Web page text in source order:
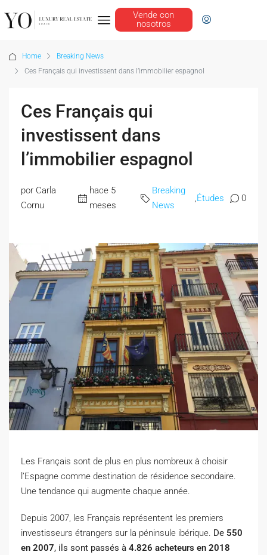
Vende con
nosotros
Home
Breaking News
Ces Français qui investissent dans l’immobilier espagnol
Ces Français qui
investissent dans
l’immobilier espagnol
por Carla
Cornu
hace 5
meses
Breaking
News
Études 0
Les Français sont de plus en plus nombreux à choisir
l’Espagne comme destination de résidence secondaire.
Une tendance qui augmente chaque année.
Depuis 2007, les Français représentent les premiers
investisseurs étrangers sur la péninsule ibérique. De 550
en 2007, ils sont passés à 4.826 acheteurs en 2018